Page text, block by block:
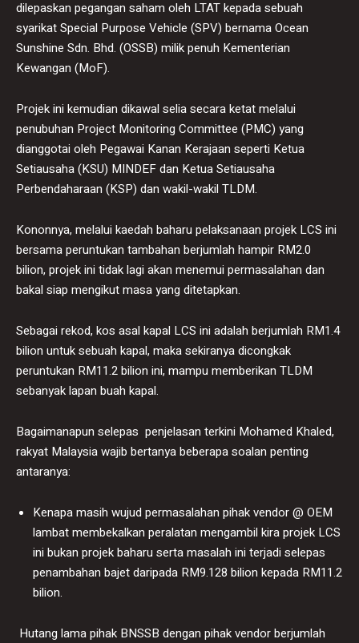
dilepaskan pegangan saham oleh LTAT kepada sebuah
syarikat Special Purpose Vehicle (SPV) bernama Ocean
Sunshine Sdn. Bhd. (OSSB) milik penuh Kementerian
Kewangan (MoF).
Projek ini kemudian dikawal selia secara ketat melalui
penubuhan Project Monitoring Committee (PMC) yang
dianggotai oleh Pegawai Kanan Kerajaan seperti Ketua
Setiausaha (KSU) MINDEF dan Ketua Setiausaha
Perbendaharaan (KSP) dan wakil-wakil TLDM.
Kononnya, melalui kaedah baharu pelaksanaan projek LCS ini
bersama peruntukan tambahan berjumlah hampir RM2.0
bilion, projek ini tidak lagi akan menemui permasalahan dan
bakal siap mengikut masa yang ditetapkan.
Sebagai rekod, kos asal kapal LCS ini adalah berjumlah RM1.4
bilion untuk sebuah kapal, maka sekiranya dicongkak
peruntukan RM11.2 bilion ini, mampu memberikan TLDM
sebanyak lapan buah kapal.
Bagaimanapun selepas penjelasan terkini Mohamed Khaled,
rakyat Malaysia wajib bertanya beberapa soalan penting
antaranya:
Kenapa masih wujud permasalahan pihak vendor @ OEM
lambat membekalkan peralatan mengambil kira projek LCS
ini bukan projek baharu serta masalah ini terjadi selepas
penambahan bajet daripada RM9.128 bilion kepada RM11.2
bilion.
Hutang lama pihak BNSSB dengan pihak vendor berjumlah